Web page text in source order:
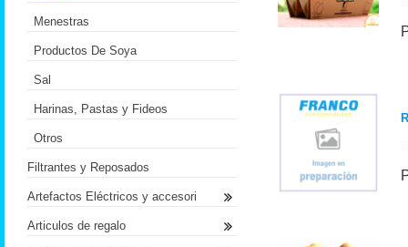
Menestras
Productos De Soya
Sal
Harinas, Pastas y Fideos
Otros
Filtrantes y Reposados
Artefactos Eléctricos y accesori
Articulos de regalo